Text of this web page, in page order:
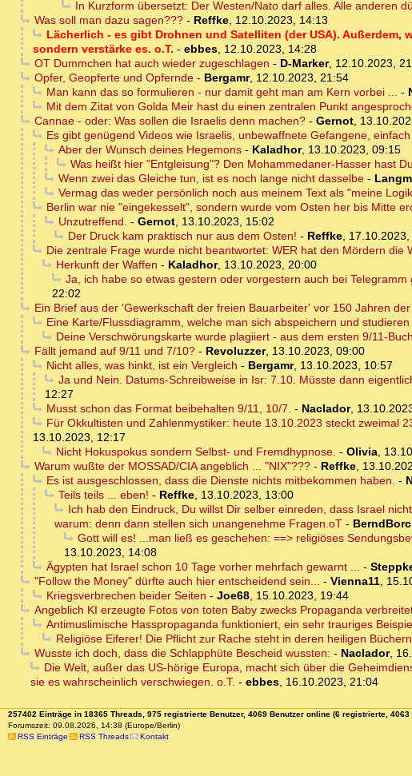
In Kurzform übersetzt: Der Westen/Nato darf alles. Alle anderen
Was soll man dazu sagen???- Reffke, 12.10.2023, 14:13
Lächerlich - es gibt Drohnen und Satelliten (der USA).
sondern verstärke es. o.T. - ebbes, 12.10.2023, 14:28
OT Dummchen hat auch wieder zugeschlagen - D-Marker, 12.10.2023,
Opfer, Geopferte und Opfernde- Bergamr, 12.10.2023, 21:54
Man kann das so formulieren - nur damit geht man am Kern vorbei ... -
Mit dem Zitat von Golda Meir hast du einen zentralen Punkt
Cannae - oder: Was sollen die Israelis denn machen?- Gernot,
Es gibt genügend Videos wie Israelis, unbewaffnete Gefangene,
Aber der Wunsch deines Hegemons- Kaladhor, 13.10.2023, 09:15
Was heißt hier "Entgleisung"? Den Mohammedaner-Hasser hast
Wenn zwei das Gleiche tun, ist es noch lange nicht dasselbe-
Vermag das weder persönlich noch aus meinem Text als "meine
Berlin war nie "eingekesselt", sondern wurde vom Osten her bis Mitte
Unzutreffend. - Gernot, 13.10.2023, 15:02
Der Druck kam praktisch nur aus dem Osten! - Reffke,
Die zentrale Frage wurde nicht beantwortet: WER hat den Mördern die
Herkunft der Waffen - Kaladhor, 13.10.2023, 20:00
Ja, ich habe so etwas gestern oder vorgestern auch bei
22:02
Ein Brief aus der 'Gewerkschaft der freien Bauarbeiter' vor 150 Jahren
Eine Karte/Flussdiagramm, welche man sich abspeichern und
Deine Verschwörungskarte wurde plagiiert - aus dem ersten 9/11-
Fällt jemand auf 9/11 und 7/10?- Revoluzzer, 13.10.2023, 09:00
Nicht alles, was hinkt, ist ein Vergleich - Bergamr, 13.10.2023, 10:57
Ja und Nein. Datums-Schreibweise in Isr: 7.10. Müsste dann
12:27
Musst schon das Format beibehalten 9/11, 10/7. - Naclador,
Für Okkultisten und Zahlenmystiker: heute 13.10.2023 steckt zweimal
13.10.2023, 12:17
Nicht Hokuspokus sondern Selbst- und Fremdhypnose. - Olivia,
Warum wußte der MOSSAD/CIA angeblich ... "NIX"???- Reffke,
Es ist ausgeschlossen, dass die Dienste nichts mitbekommen haben. -
Teils teils ... eben! - Reffke, 13.10.2023, 13:00
Ich hab den Eindruck, Du willst Dir selber einreden, dass Israel
warum: denn dann stellen sich unangenehme Fragen.oT -
Gott will es! ...man ließ es geschehen: ==> religiöses
13.10.2023, 14:08
Ägypten hat Israel schon 10 Tage vorher mehrfach gewarnt ... -
"Follow the Money" dürfte auch hier entscheidend sein... - Vienna11,
Kriegsverbrechen beider Seiten - Joe68, 15.10.2023, 19:44
Angeblich KI erzeugte Fotos von toten Baby zwecks Propaganda
Antimuslimische Hasspropaganda funktioniert, ein sehr trauriges
Religiöse Eiferer! Die Pflicht zur Rache steht in deren heiligen
Wusste ich doch, dass die Schlapphüte Bescheid wussten: - Naclador,
Die Welt, außer das US-hörige Europa, macht sich über die
sie es wahrscheinlich verschwiegen. o.T. - ebbes, 16.10.2023, 21:04
257402 Einträge in 18365 Threads, 975 registrierte Benutzer, 4069 Benutzer online (6 registrierte, 4063
Forumszeit: 09.08.2026, 14:38 (Europe/Berlin)
RSS Einträge
RSS Threads Kontakt